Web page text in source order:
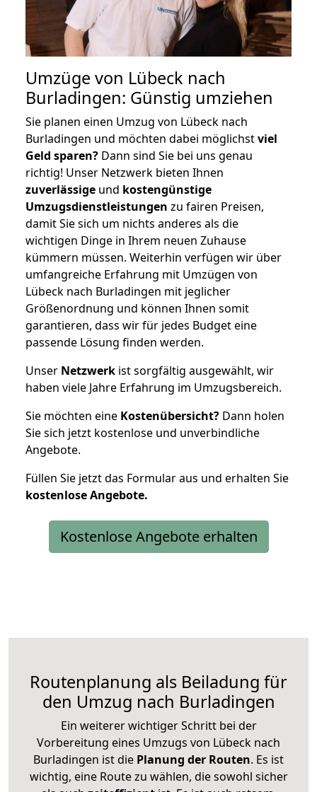
Umzüge von Lübeck nach
Burladingen: Günstig umziehen
Sie planen einen Umzug von Lübeck nach
Burladingen und möchten dabei möglichstviel
Geld sparen? Dann sind Sie bei uns genau
richtig! Unser Netzwerk bieten Ihnen
zuverlässige und kostengünstige
Umzugsdienstleistungen zu fairen Preisen,
damit Sie sich um nichts anderes als die
wichtigen Dinge in Ihrem neuen Zuhause
kümmern müssen. Weiterhin verfügen wir über
umfangreiche Erfahrung mit Umzügen von
Lübeck nach Burladingen mit jeglicher
Größenordnung und können Ihnen somit
garantieren, dass wir für jedes Budget eine
passende Lösung finden werden.
Unser Netzwerk ist sorgfältig ausgewählt, wir
haben viele Jahre Erfahrung im Umzugsbereich.
Sie möchten eine Kostenübersicht? Dann holen
Sie sich jetzt kostenlose und unverbindliche
Angebote.
Füllen Sie jetzt das Formular aus und erhalten Sie
kostenloseAngebote.
Kostenlose Angebote erhalten
Routenplanung als Beiladung für
den Umzug nach Burladingen
Ein weiterer wichtiger Schritt bei der
Vorbereitung eines Umzugs von Lübeck nach
Burladingen ist die Planung der Routen. Es ist
wichtig, eine Route zu wählen, die sowohl sicher